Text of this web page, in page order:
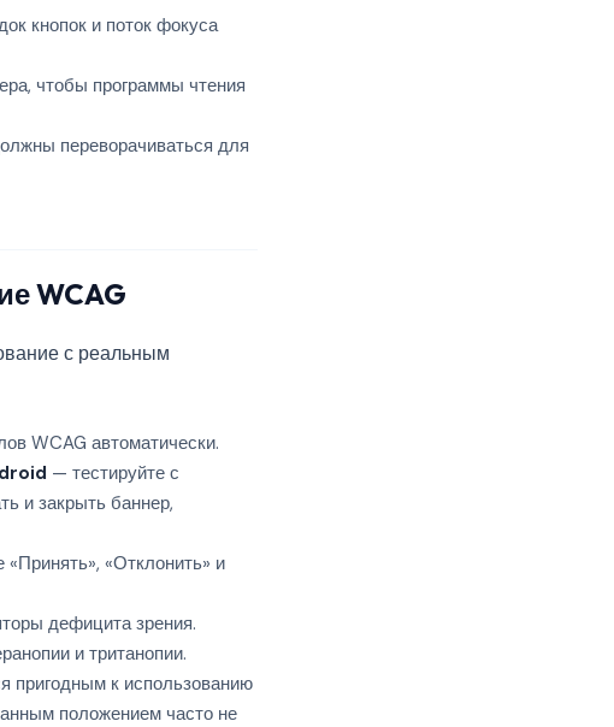
кнопок и поток фокуса
чтобы программы чтения
переворачиваться для
WCAG
с реальным
WCAG автоматически.
— тестируйте с
и закрыть баннер,
«Отклонить» и
дефицита зрения.
и тританопии.
пригодным к использованию
положением часто не